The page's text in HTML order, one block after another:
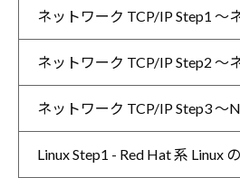
ネットワーク TCP/IP Step1
ネットワーク TCP/IP Step2
ネットワーク TCP/IP Step3 ～
Linux Step1 - Red Hat 系 Linux